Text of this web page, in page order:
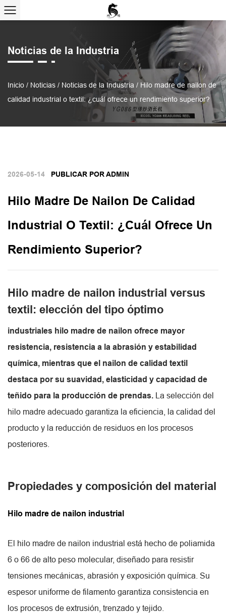
Noticias de la Industria
Inicio / Noticias / Noticias de la Industria / Hilo madre de nailon de
calidad industrial o textil: ¿cuál ofrece un rendimiento superior?
2026-05-14 PUBLICAR POR ADMIN
Hilo Madre De Nailon De Calidad
Industrial O Textil: ¿cuál Ofrece Un
Rendimiento Superior?
Hilo madre de nailon industrial versus
textil: elección del tipo óptimo
industriales hilo madre de nailon ofrece mayor
resistencia, resistencia a la abrasión y estabilidad
química, mientras que el nailon de calidad textil
destaca por su suavidad, elasticidad y capacidad de
teñido para la producción de prendas.
La selección del
hilo madre adecuado garantiza la eficiencia, la calidad del
producto y la reducción de residuos en los procesos
posteriores.
Propiedades y composición del material
Hilo madre de nailon industrial
El hilo madre de nailon industrial está hecho de poliamida
6 o 66 de alto peso molecular, diseñado para resistir
tensiones mecánicas, abrasión y exposición química. Su
espesor uniforme de filamento garantiza consistencia en
los procesos de extrusión, trenzado y tejido.